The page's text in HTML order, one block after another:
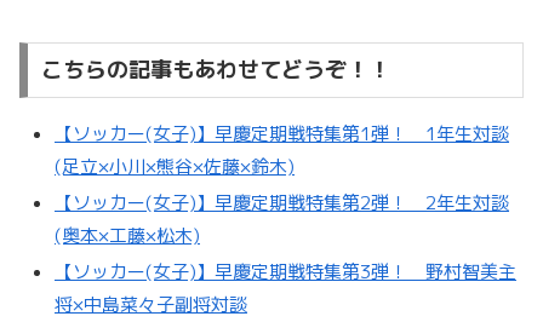
こちらの記事もあわせてどうぞ！！
【ソッカー(女子)】早慶定期戦特集第1弾！ 1年生対談
(足立×小川×熊谷×佐藤×鈴木)
【ソッカー(女子)】早慶定期戦特集第2弾！ 2年生対談
(奥本×工藤×松木)
【ソッカー(女子)】早慶定期戦特集第3弾！ 野村智美主
将×中島菜々子副将対談